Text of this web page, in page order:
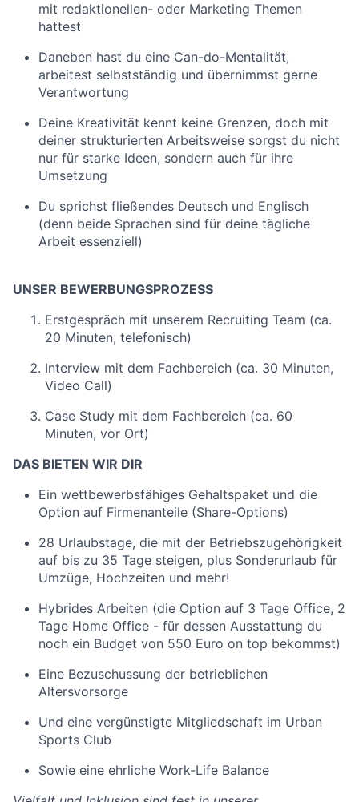
mit redaktionellen- oder Marketing Themen
hattest
Daneben hast du eine Can-do-Mentalität,
arbeitest selbstständig und übernimmst gerne
Verantwortung
Deine Kreativität kennt keine Grenzen, doch mit
deiner strukturierten Arbeitsweise sorgst du nicht
nur für starke Ideen, sondern auch für ihre
Umsetzung
Du sprichst fließendes Deutsch und Englisch
(denn beide Sprachen sind für deine tägliche
Arbeit essenziell)
UNSER BEWERBUNGSPROZESS
Erstgespräch mit unserem Recruiting Team (ca.
20 Minuten, telefonisch)
Interview mit dem Fachbereich (ca. 30 Minuten,
Video Call)
Case Study mit dem Fachbereich (ca. 60
Minuten, vor Ort)
DAS BIETEN WIR DIR
Ein wettbewerbsfähiges Gehaltspaket und die
Option auf Firmenanteile (Share-Options)
28 Urlaubstage, die mit der Betriebszugehörigkeit
auf bis zu 35 Tage steigen, plus Sonderurlaub für
Umzüge, Hochzeiten und mehr!
Hybrides Arbeiten (die Option auf 3 Tage Office, 2
Tage Home Office - für dessen Ausstattung du
noch ein Budget von 550 Euro on top bekommst)
Eine Bezuschussung der betrieblichen
Altersvorsorge
Und eine vergünstigte Mitgliedschaft im Urban
Sports Club
Sowie eine ehrliche Work-Life Balance